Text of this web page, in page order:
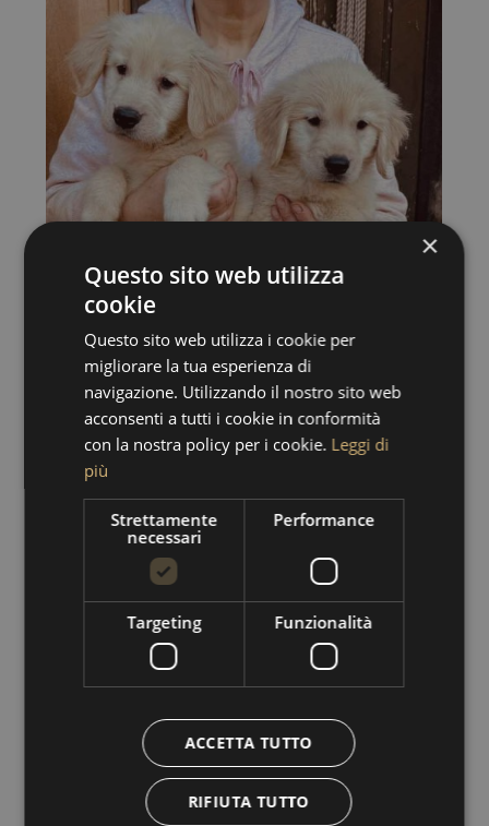
×
Questo sito web utilizza
cookie
Questo sito web utilizza i cookie per
migliorare la tua esperienza di
navigazione. Utilizzando il nostro sito web
acconsenti a tutti i cookie in conformità
con la nostra policy per i cookie. Leggi di
più
Strettamente
necessari
Performance
Targeting Funzionalità
ACCETTA TUTTO
RIFIUTA TUTTO